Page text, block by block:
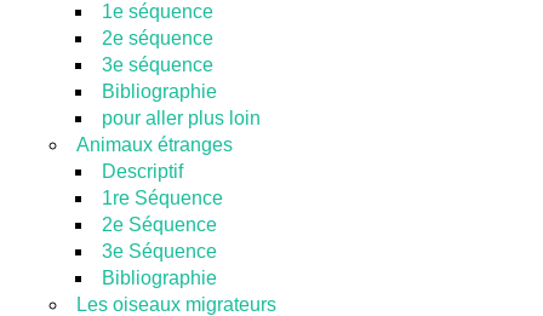
1e séquence
2e séquence
3e séquence
Bibliographie
pour aller plus loin
Animaux étranges
Descriptif
1re Séquence
2e Séquence
3e Séquence
Bibliographie
Les oiseaux migrateurs